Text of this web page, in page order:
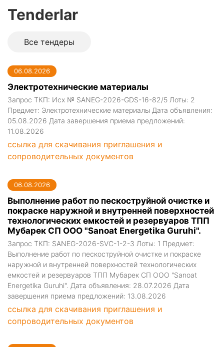
Tenderlar
Все тендеры
06.08.2026
Электротехнические материалы
Запрос ТКП: Исх № SANEG-2026-GDS-16-82/5 Лоты: 2
Предмет: Электротехнические материалы Дата объявления:
05.08.2026 Дата завершения приема предложений:
11.08.2026
ссылка для скачивания приглашения и
сопроводительных документов
06.08.2026
Выполнение работ по пескоструйной очистке и
покраске наружной и внутренней поверхностей
технологических емкостей и резервуаров ТПП
Мубарек СП ООО "Sanoat Energetika Guruhi".
Запрос ТКП: SANEG-2026-SVC-1-2-3 Лоты: 1 Предмет:
Выполнение работ по пескоструйной очистке и покраске
наружной и внутренней поверхностей технологических
емкостей и резервуаров ТПП Мубарек СП ООО "Sanoat
Energetika Guruhi". Дата объявления: 28.07.2026 Дата
завершения приема предложений: 13.08.2026
ссылка для скачивания приглашения и
сопроводительных документов